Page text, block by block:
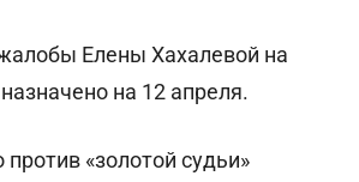
Елены Хахалевой на
на 12 апреля.
«золотой судьи»